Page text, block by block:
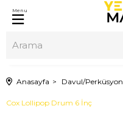
Menu
Anasayfa Davul/Perküsyon
Cox Lollipop Drum 6 İnç